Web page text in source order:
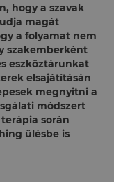
hogy a szavak
magát
a folyamat nem
szakemberként
eszköztárunkat
elsajátításán
megnyitni a
módszert
során
ülésbe is